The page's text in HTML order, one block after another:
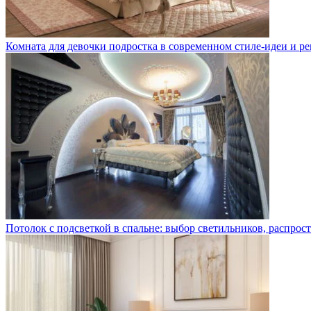
Комната для девочки подростка в современном стиле-идеи и
Потолок с подсветкой в спальне: выбор светильников,